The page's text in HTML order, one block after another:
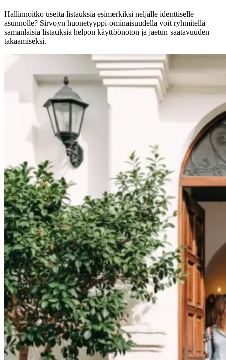
Hallinnoitko useita listauksia esimerkiksi neljälle identtiselle
asunnolle? Sirvoyn huonetyyppi-ominaisuudella voit ryhmitellä
samanlaisia listauksia helpon käyttöönoton ja jaetun saatavuuden
takaamiseksi.